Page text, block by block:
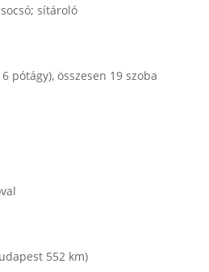
sítároló
pótágy), összesen 19 szoba
552 km)